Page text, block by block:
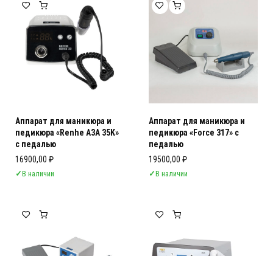
Аппарат для маникюра и
педикюра «Renhe A3A 35K»
с педалью
16900,00 ₽
✓В наличии
Аппарат для маникюра и
педикюра «Force 317» с
педалью
19500,00 ₽
✓В наличии